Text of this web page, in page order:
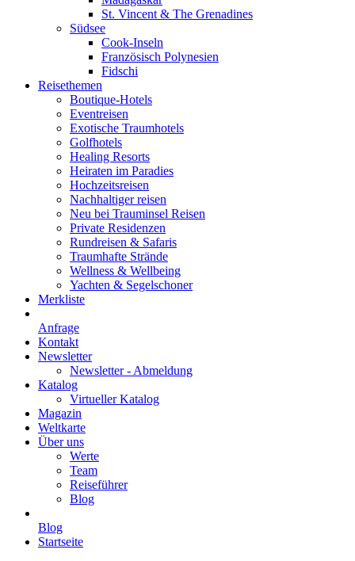
St. Vincent & The Grenadines
Südsee
Cook-Inseln
Französisch Polynesien
Fidschi
Reisethemen
Boutique-Hotels
Eventreisen
Exotische Traumhotels
Golfhotels
Healing Resorts
Heiraten im Paradies
Hochzeitsreisen
Nachhaltiger reisen
Neu bei Trauminsel Reisen
Private Residenzen
Rundreisen & Safaris
Traumhafte Strände
Wellness & Wellbeing
Yachten & Segelschoner
Merkliste
Anfrage
Kontakt
Newsletter
Newsletter - Abmeldung
Katalog
Virtueller Katalog
Magazin
Weltkarte
Über uns
Werte
Team
Reiseführer
Blog
Blog
Startseite